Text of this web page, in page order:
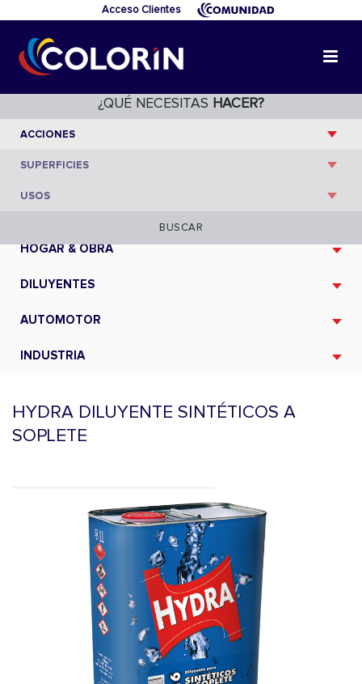
Acceso Clientes
¿QUÉ NECESITAS HACER?
BUSCAR
HOGAR & OBRA
DILUYENTES
AUTOMOTOR
INDUSTRIA
HYDRA DILUYENTE SINTÉTICOS A
SOPLETE